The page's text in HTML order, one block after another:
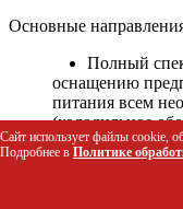
Основные
Полный
оснащению
питания всем
(холодильное
оборудование,
Сайт использует файлы cookie,
Подробнее в Политике